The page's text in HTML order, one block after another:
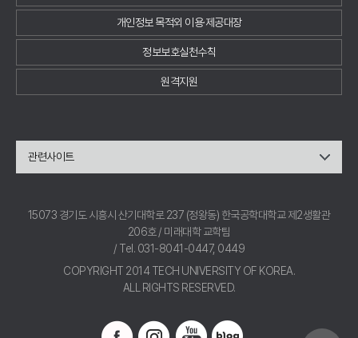
개인정보 목적외 이용·제공대장
정보보호실천수칙
원격지원
관련사이트
15073 경기도 시흥시 산기대학로 237 (정왕동) 한국공학대학교 제2생활관
206호 / 미래대학 교학팀
/ Tel. 031-8041-0447, 0449
COPYRIGHT 2014 TECH UNIVERSITY OF KOREA.
ALL RIGHTS RESERVED.